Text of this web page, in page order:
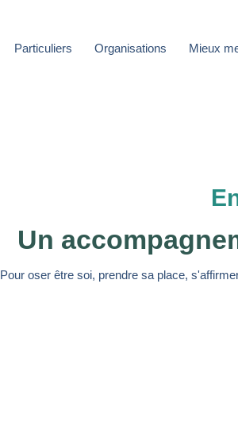
Particuliers Organisations Mieux
Un
Pour oser être soi, prendre sa place,